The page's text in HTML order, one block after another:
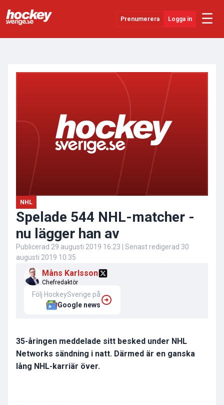
Prenumerera Logga in ☰
NHL
Spelade 544 NHL-matcher -
nu lägger han av
Publicerad 29 augusti 2019 16:23 | Senast redigerad 30
augusti 2019 10:35
Måns Karlsson
Chefredaktör
Följ HockeySverige på
Google news
35-åringen meddelade sitt besked under NHL
Networks sändning i natt. Därmed är en ganska
lång NHL-karriär över.